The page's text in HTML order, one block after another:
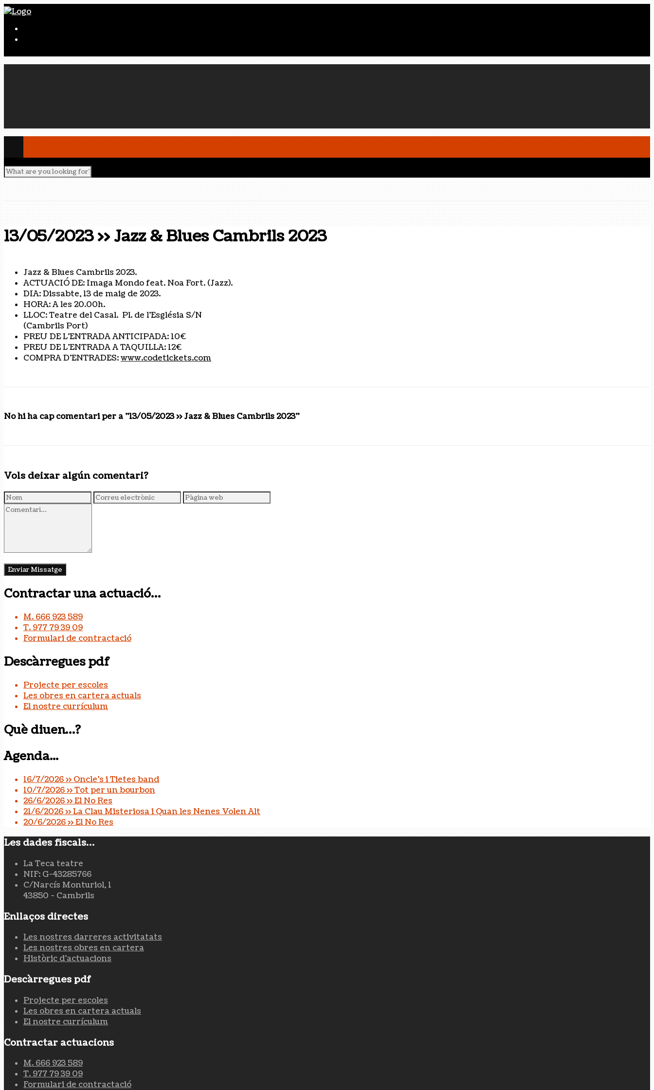
13/05/2023 >> Jazz & Blues Cambrils 2023
Jazz & Blues Cambrils 2023.
ACTUACIÓ DE: Imaga Mondo feat. Noa Fort. (Jazz).
DIA: Dissabte, 13 de maig de 2023.
HORA: A les 20.00h.
LLOC: Teatre del Casal. Pl. de l’Església S/N
(Cambrils Port)
PREU DE L’ENTRADA ANTICIPADA: 10€
PREU DE L’ENTRADA A TAQUILLA: 12€
COMPRA D’ENTRADES:www.codetickets.com
No hi ha cap comentari per a "13/05/2023 >> Jazz & Blues Cambrils 2023"
Vols deixar algún comentari?
Contractar una actuació…
M. 666 923 589
T. 977 79 39 09
Formulari de contractació
Descàrregues pdf
Projecte per escoles
Les obres en cartera actuals
El nostre currículum
Què diuen…?
Agenda...
16/7/2026 >> Oncle's i Tietes band
10/7/2026 >> Tot per un bourbon
26/6/2026 >> El No Res
21/6/2026 >> La Clau Misteriosa i Quan les Nenes Volen Alt
20/6/2026 >> El No Res
Les dades fiscals…
La Teca teatre
NIF: G-43285766
C/Narcís Monturiol, 1
43850 - Cambrils
Enllaços directes
Les nostres darreres activitatats
Les nostres obres en cartera
Històric d'actuacions
Descàrregues pdf
Projecte per escoles
Les obres en cartera actuals
El nostre currículum
Contractar actuacions
M. 666 923 589
T. 977 79 39 09
Formulari de contractació